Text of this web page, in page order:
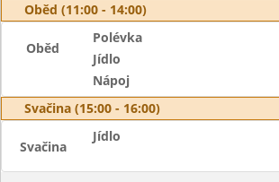
Oběd (11:00 - 14:00)
Oběd
Polévka
Jídlo
Nápoj
Svačina (15:00 - 16:00)
Svačina
Jídlo